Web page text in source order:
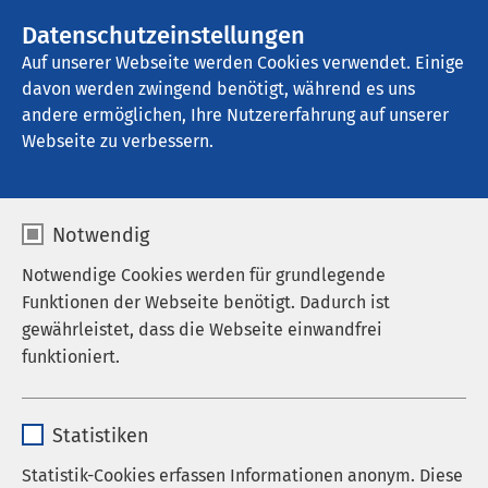
Datenschutzeinstellungen
Auf unserer Webseite werden Cookies verwendet. Einige
davon werden zwingend benötigt, während es uns
andere ermöglichen, Ihre Nutzererfahrung auf unserer
Webseite zu verbessern.
Notwendig
Notwendige Cookies werden für grundlegende
Funktionen der Webseite benötigt. Dadurch ist
gewährleistet, dass die Webseite einwandfrei
funktioniert.
Anbieter sgalinski
Statistiken
Statistik-Cookies erfassen Informationen anonym. Diese
AMEOS Klinikum Oldenburg -
Psychiatrische Tagesklinik
Qualitätsmanagement
Die AMEOS Klinika in Holstein sind seit dem Jahr
2016 nach den Richtlinien der DIN EN ISO 9001:2015
zertifiziert. Die Normen legen
Mindestanforderungen an ein
Qualitätsmanagementsystem fest, die für eine
erfolgreiche Weiterentwicklung und Verbesserung